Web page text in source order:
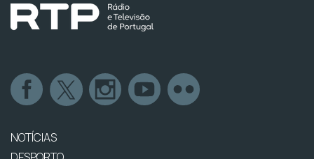
NOTÍCIAS